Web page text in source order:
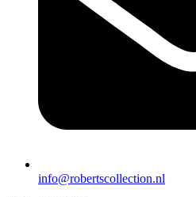
info@robertscollection.nl